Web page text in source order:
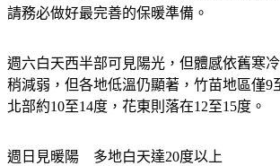
請務必做好最完善的保暖準備。
週六白天西半部可見陽光，但體感依舊寒
稍減弱，但各地低溫仍顯著，竹苗地區僅9
北部約10至14度，花東則落在12至15度。
週日見暖陽　多地白天達20度以上